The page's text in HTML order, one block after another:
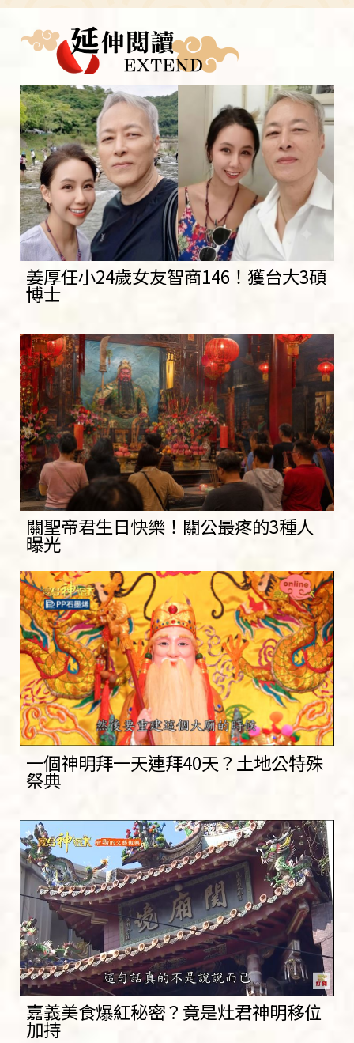
姜厚任小24歲女友智商146！獲台大3碩
博士
關聖帝君生日快樂！關公最疼的3種人
曝光
一個神明拜一天連拜40天？土地公特殊
祭典
嘉義美食爆紅秘密？竟是灶君神明移位
加持